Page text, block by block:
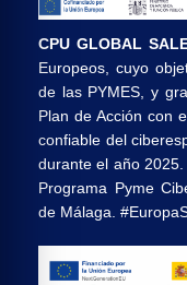
CPU GLOBAL
Europeos, cuyo
de las PYMES, y
Plan de Acción con
confiable del
durante el año
Programa Pyme
de Málaga.